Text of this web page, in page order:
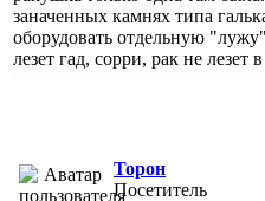
заначенных камнях типа
оборудовать отдельную
лезет гад, сорри, рак не лезет
Торон
Посетитель